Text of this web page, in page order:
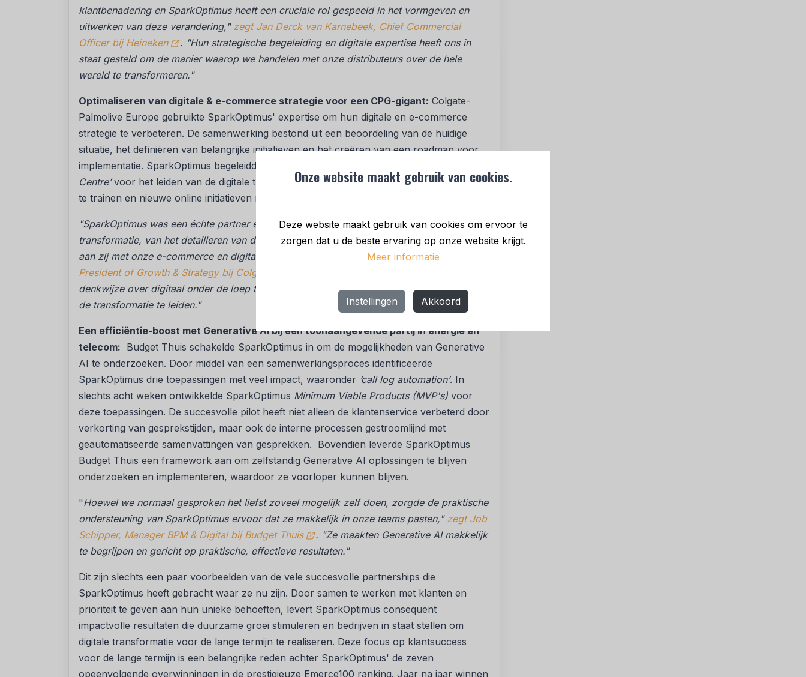
Onze website maakt gebruik van cookies.
Deze website maakt gebruik van cookies om ervoor te
zorgen dat u de beste ervaring op onze website krijgt.
Meer informatie
Instellingen Akkoord
klantbenadering en SparkOptimus heeft een cruciale rol gespeeld in het vormgeven en
uitwerken van deze verandering," zegt Jan Derck van Karnebeek, Chief Commercial
Officer bij Heineken
. "Hun strategische begeleiding en digitale expertise heeft ons in
staat gesteld om de manier waarop we handelen met onze distributeurs over de hele
wereld te transformeren."
Optimaliseren van digitale & e-commerce strategie voor een CPG-gigant: Colgate-
Palmolive Europe gebruikte SparkOptimus' expertise om hun digitale en e-commerce
strategie te verbeteren. De samenwerking bestond uit een beoordeling van de huidige
situatie, het definiëren van belangrijke initiatieven en het creëren van een roadmap voor
implementatie. SparkOptimus begeleidde de oprichting van een
Centre’voor het leiden van de digitale transformatie, lokale teams in verschillende landen
te trainen en nieuwe online initiatieven met retailers te testen.
"SparkOptimus was een échte partner en een integraal onderdeel van onze digitale
transformatie, van het detailleren van de strategie tot het daadwerkelijk uitvoeren ervan, zij
aan zij met onze e-commerce en digitale teams,"
legt Prabha Parameswaran, Group
President of Growth & Strategy bij Colgate-Palmolive uit
denkwijze over digitaal onder de loep te nemen en samen zetten we het juiste team op om
de transformatie te leiden."
Een efficiëntie-boost met Generative AI bij een toonaangevende partij in energie en
telecom: Budget Thuis schakelde SparkOptimus in om de mogelijkheden van Generative
AI te onderzoeken. Door middel van een samenwerkingsproces identificeerde
SparkOptimus drie toepassingen met veel impact, waaronder ‘call log automation’. In
slechts acht weken ontwikkelde SparkOptimus Minimum Viable Products (MVP's) voor
deze toepassingen. De succesvolle pilot heeft niet alleen de klantenservice verbeterd door
verkorting van gesprekstijden, maar ook de interne processen gestroomlijnd met
geautomatiseerde samenvattingen van gesprekken. Bovendien leverde SparkOptimus
Budget Thuis een framework aan om zelfstandig Generative AI oplossingen te blijven
onderzoeken en implementeren, waardoor ze voorloper kunnen blijven.
"Hoewel we normaal gesproken het liefst zoveel mogelijk zelf doen, zorgde de praktische
ondersteuning van SparkOptimus ervoor dat ze makkelijk in onze teams pasten," zegt Job
Schipper, Manager BPM & Digital bij Budget Thuis
. "Ze maakten Generative AI makkelijk
te begrijpen en gericht op praktische, effectieve resultaten."
Dit zijn slechts een paar voorbeelden van de vele succesvolle partnerships die
SparkOptimus heeft gebracht waar ze nu zijn. Door samen te werken met klanten en
prioriteit te geven aan hun unieke behoeften, levert SparkOptimus consequent
impactvolle resultaten die duurzame groei stimuleren en bedrijven in staat stellen om
digitale transformatie voor de lange termijn te realiseren. Deze focus op klantsuccess
voor de lange termijn is een belangrijke reden achter SparkOptimus' de zeven
opeenvolgende overwinningen in de prestigieuze Emerce100 ranking. Jaar na jaar winnen